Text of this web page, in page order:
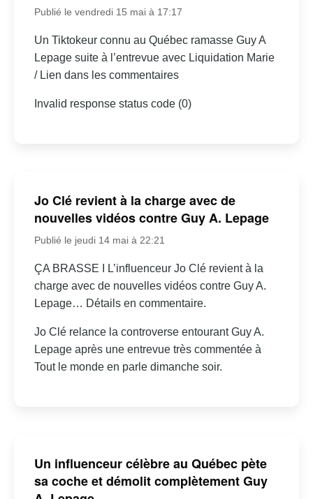
Publié le vendredi 15 mai à 17:17
Un Tiktokeur connu au Québec ramasse Guy A
Lepage suite à l’entrevue avec Liquidation Marie
/ Lien dans les commentaires
Invalid response status code (0)
Jo Clé revient à la charge avec de
nouvelles vidéos contre Guy A. Lepage
Publié le jeudi 14 mai à 22:21
ÇA BRASSE I L’influenceur Jo Clé revient à la
charge avec de nouvelles vidéos contre Guy A.
Lepage… Détails en commentaire.
Jo Clé relance la controverse entourant Guy A.
Lepage après une entrevue très commentée à
Tout le monde en parle dimanche soir.
Un influenceur célèbre au Québec pète
sa coche et démolit complètement Guy